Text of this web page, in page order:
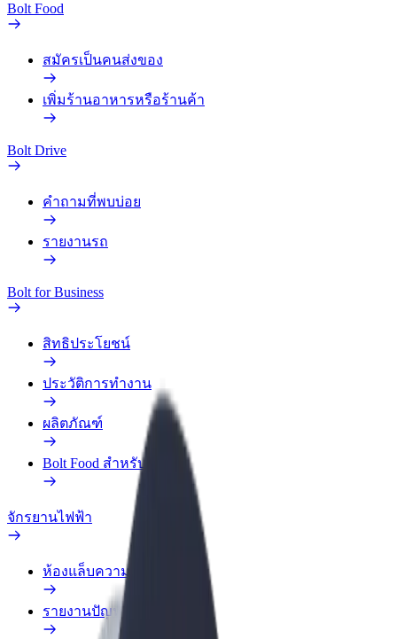
Bolt Food
สมัครเป็นคนส่งของ
เพิ่มร้านอาหารหรือร้านค้า
Bolt Drive
คำถามที่พบบ่อย
รายงานรถ
Bolt for Business
สิทธิประโยชน์
ประวัติการทำงาน
ผลิตภัณฑ์
Bolt Food สำหรับองค์กร
จักรยานไฟฟ้า
ห้องแล็บความปลอดภัย
รายงานปัญหา